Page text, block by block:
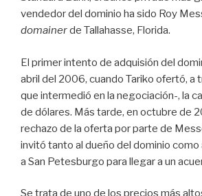
vendedor del dominio ha sido Roy
domainerde Tallahasse, Florida.
El primer intento de adquisión del
abril del 2006, cuando Tariko ofertó, a
que intermedió en la negociación-, la
de dólares. Más tarde, en octubre de
rechazo de la oferta por parte de
invitó tanto al dueño del dominio como
a San Petesburgo para llegar a un
Se trata de uno de los precios más